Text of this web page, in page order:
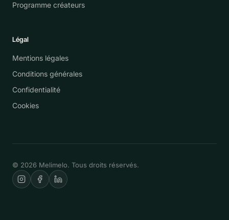
Programme créateurs
Légal
Mentions légales
Conditions générales
Confidentialité
Cookies
© 2026 Melimelo. Tous droits réservés.